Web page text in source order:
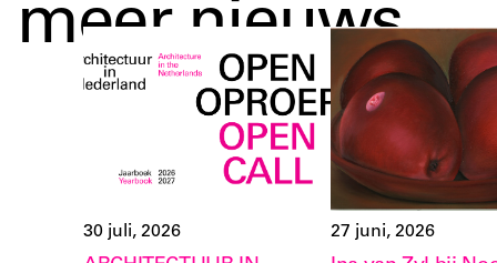
meer nieuws
30 juli, 2026 27 juni, 2026